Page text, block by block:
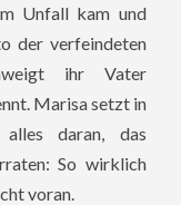
Unfall kam und
der verfeindeten
ihr Vater
Marisa setzt in
daran, das
So wirklich
voran.